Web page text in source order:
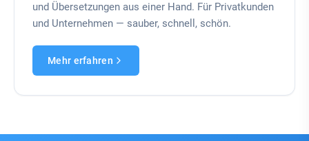
und Übersetzungen aus einer Hand. Für Privatkunden
und Unternehmen — sauber, schnell, schön.
Mehr erfahren